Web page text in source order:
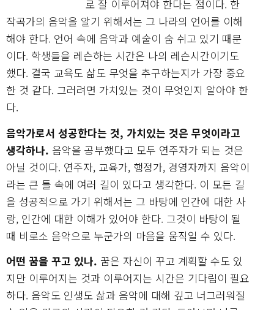
로 잘 이루어져야 한다는 점이다. 한
작곡가의 음악을 알기 위해서는 그 나라의 언어를 이해
해야 한다. 언어 속에 음악과 예술이 숨 쉬고 있기 때문
이다. 학생들을 레슨하는 시간은 나의 레슨시간이기도
했다. 결국 교육도 삶도 무엇을 추구하는지가 가장 중요
한 것 같다. 그러려면 가치있는 것이 무엇인지 알아야 한
다.
음악가로서 성공한다는 것, 가치있는 것은 무엇이라고
생각하나. 음악을 공부했다고 모두 연주자가 되는 것은
아닐 것이다. 연주자, 교육가, 행정가, 경영자까지 음악이
라는 큰 틀 속에 여러 길이 있다고 생각한다. 이 모든 길
을 성공적으로 가기 위해서는 그 바탕에 인간에 대한 사
랑, 인간에 대한 이해가 있어야 한다. 그것이 바탕이 될
때 비로소 음악으로 누군가의 마음을 움직일 수 있다.
어떤 꿈을 꾸고 있나. 꿈은 자신이 꾸고 계획할 수도 있
지만 이루어지는 것과 이루어지는 시간은 기다림이 필요
하다. 음악도 인생도 삶과 음악에 대해 깊고 너그러워질